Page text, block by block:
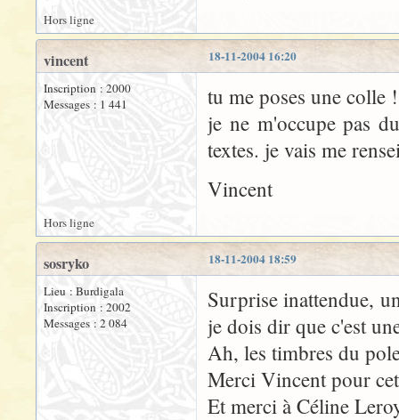
Hors ligne
18-11-2004 16:20
vincent
Inscription : 2000
Messages : 1 441
tu me poses une colle !
je ne m'occupe pas
textes. je vais me
Vincent
Hors ligne
18-11-2004 18:59
sosryko
Lieu : Burdigala
Inscription : 2002
Messages : 2 084
Surprise inattendue,
je dois dir que c'est
Ah, les timbres du
Merci Vincent pour
Et merci à Céline